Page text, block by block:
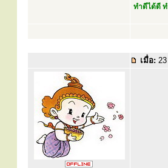
ทำดีได้ดี
เมื่อ: